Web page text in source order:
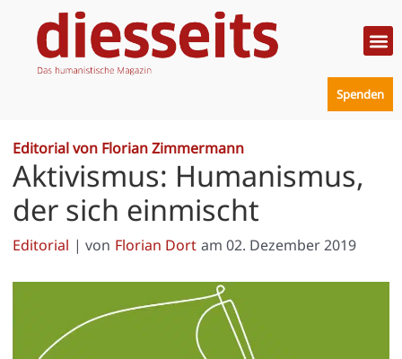
Inhalt
springen
Spenden
Editorial von Florian Zimmermann
Aktivismus: Humanismus,
der sich einmischt
Editorial | von Florian Dort am 02. Dezember 2019